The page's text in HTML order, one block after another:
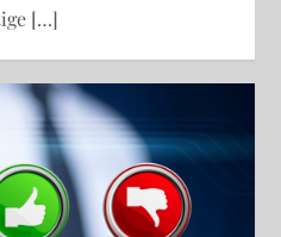
[…]